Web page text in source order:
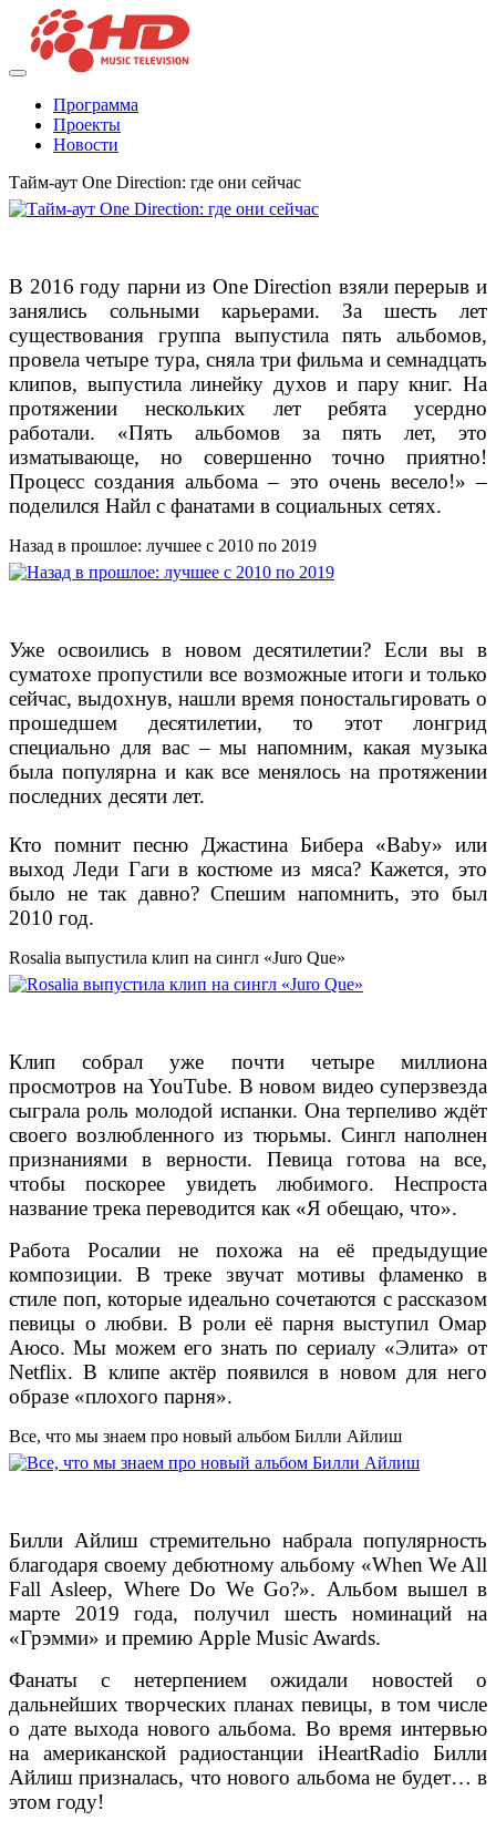
Программа
Проекты
Новости
Тайм-аут One Direction: где они сейчас
В 2016 году парни из One Direction взяли перерыв и
занялись сольными карьерами. За шесть лет
существования группа выпустила пять альбомов,
провела четыре тура, сняла три фильма и семнадцать
клипов, выпустила линейку духов и пару книг. На
протяжении нескольких лет ребята усердно
работали. «Пять альбомов за пять лет, это
изматывающе, но совершенно точно приятно!
Процесс создания альбома – это очень весело!» –
поделился Найл с фанатами в социальных сетях.
Назад в прошлое: лучшее с 2010 по 2019
Уже освоились в новом десятилетии? Если вы в
суматохе пропустили все возможные итоги и только
сейчас, выдохнув, нашли время поностальгировать о
прошедшем десятилетии, то этот лонгрид
специально для вас – мы напомним, какая музыка
была популярна и как все менялось на протяжении
последних десяти лет.
Кто помнит песню Джастина Бибера «Baby» или
выход Леди Гаги в костюме из мяса? Кажется, это
было не так давно? Спешим напомнить, это был
2010 год.
Rosalia выпустила клип на сингл «Juro Que»
Клип собрал уже почти четыре миллиона
просмотров на YouTube. В новом видео суперзвезда
сыграла роль молодой испанки. Она терпеливо ждёт
своего возлюбленного из тюрьмы. Сингл наполнен
признаниями в верности. Певица готова на все,
чтобы поскорее увидеть любимого. Неспроста
название трека переводится как «Я обещаю, что».
Работа Росалии не похожа на её предыдущие
композиции. В треке звучат мотивы фламенко в
стиле поп, которые идеально сочетаются с рассказом
певицы о любви. В роли её парня выступил Омар
Аюсо. Мы можем его знать по сериалу «Элита» от
Netflix. В клипе актёр появился в новом для него
образе «плохого парня».
Все, что мы знаем про новый альбом Билли Айлиш
Билли Айлиш стремительно набрала популярность
благодаря своему дебютному альбому «When We All
Fall Asleep, Where Do We Go?». Альбом вышел в
марте 2019 года, получил шесть номинаций на
«Грэмми» и премию Apple Music Awards.
Фанаты с нетерпением ожидали новостей о
дальнейших творческих планах певицы, в том числе
о дате выхода нового альбома. Во время интервью
на американской радиостанции iHeartRadio Билли
Айлиш призналась, что нового альбома не будет… в
этом году!